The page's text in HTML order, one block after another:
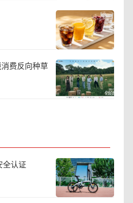
一季度营收错
系，整体营
点推进日销
二季度渠道销
时零售新机
。
出的解释则
费反向种草
认证